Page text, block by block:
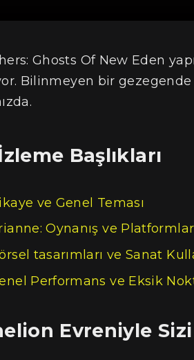
Ghosts Of New Eden
Bilinmeyen bir gezegende
Başlıkları
ve Genel Teması
Oynanış ve Platformlar
tasarımları ve Sanat
Performans ve Eksik
Evreniyle